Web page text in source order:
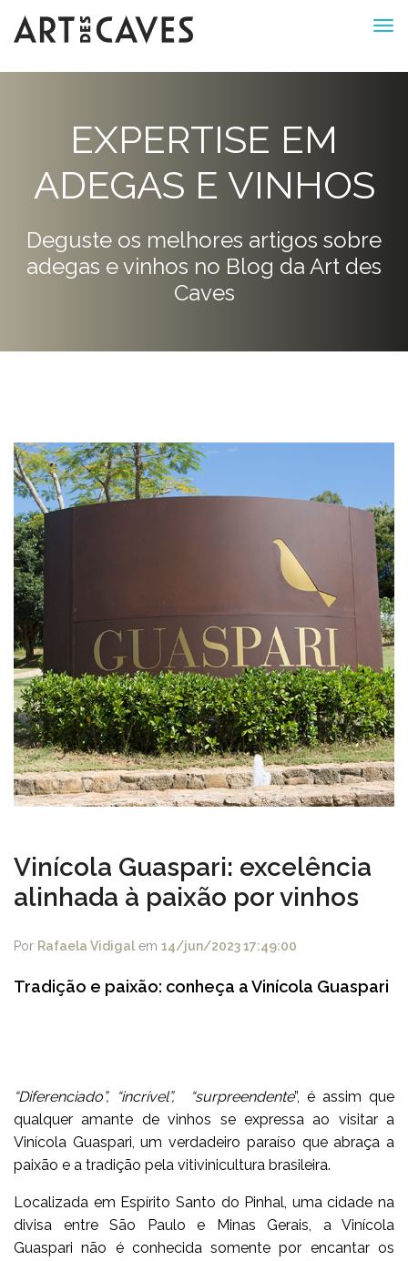
EXPERTISE EM
ADEGAS E VINHOS
Deguste os melhores artigos sobre
adegas e vinhos no Blog da Art des
Caves
Vinícola Guaspari: excelência
alinhada à paixão por vinhos
Por Rafaela Vidigal em 14/jun/2023 17:49:00
Tradição e paixão: conheça a Vinícola Guaspari
“Diferenciado”, “incrível”, “surpreendente”, é assim que
qualquer amante de vinhos se expressa ao visitar a
Vinícola Guaspari, um verdadeiro paraíso que abraça a
paixão e a tradição pela vitivinicultura brasileira.
Localizada em Espírito Santo do Pinhal, uma cidade na
divisa entre São Paulo e Minas Gerais, a Vinícola
Guaspari não é conhecida somente por encantar os